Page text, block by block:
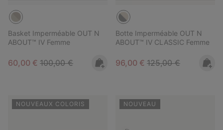
Basket Imperméable OUT N
ABOUT™ IV Femme
Sale price:
60,00 € Regular price:
100,00 €
Botte Imperméable OUT N
ABOUT™ IV CLASSIC Femme
Sale price:
96,00 € Regular price:
125,00 €
NOUVEAUX COLORIS NOUVEAU